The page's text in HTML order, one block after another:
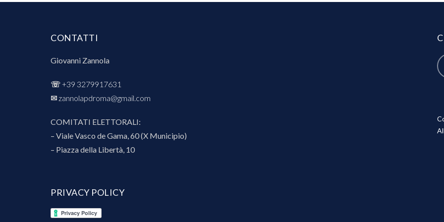
CONTATTI
Giovanni Zannola
☏+39 3279917631
✉︎ zannolapdroma@gmail.com
COMITATI ELETTORALI:
– Viale Vasco de Gama, 60 (X Municipio)
– Piazza della Libertà, 10
PRIVACY POLICY